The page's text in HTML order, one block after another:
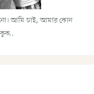
আমি চাই, আমার কোন